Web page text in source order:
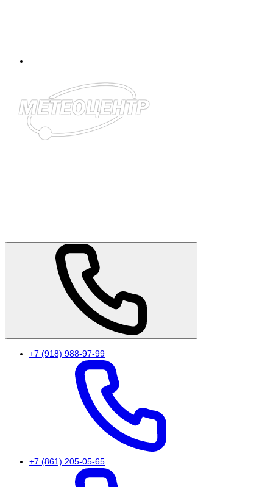
+7 (918) 988-97-99
+7 (861) 205-05-65